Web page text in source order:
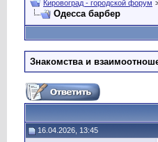
Кировоград - городской форум
Одесса барбер
Знакомства и
16.04.2026, 13:45